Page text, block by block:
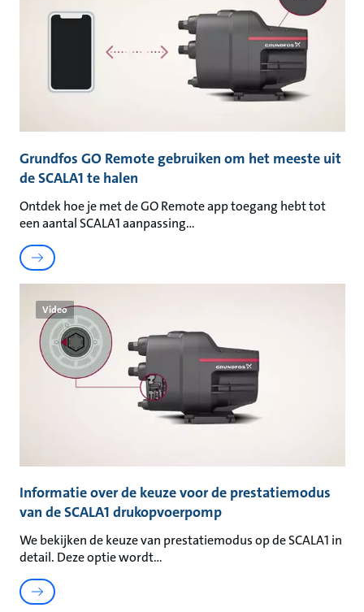
Grundfos GO Remote gebruiken om het meeste uit
de SCALA1 te halen
Ontdek hoe je met de GO Remote app toegang hebt tot
een aantal SCALA1 aanpassing
Video
Informatie over de keuze voor de prestatiemodus
van de SCALA1 drukopvoerpomp
We bekijken de keuze van prestatiemodus op de SCALA1 in
detail. Deze optie wordt